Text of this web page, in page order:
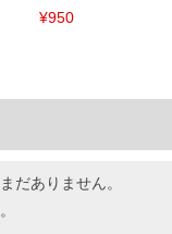
¥950
だありません。